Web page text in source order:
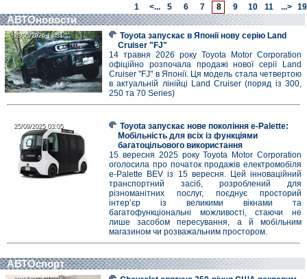
1 <... 5 6 7 8 9 10 11 ...> 19
АВТОновости
28/05/2026 13:31
28/05/2026 13:31
Toyota запускає в Японії нову серію Land
Cruiser "FJ"
14 травня 2026 року Toyota Motor Corporation
офіційно розпочала продажі нової серії Land
Cruiser "FJ" в Японії. Ця модель стала четвертою
в актуальній лінійці Land Cruiser (поряд із 300,
250 та 70 Series)
25/09/2025 03:05
25/09/2025 03:05
Toyota запускає нове покоління e-Palette:
Мобільність для всіх із функціями
багатоцільового використання
15 вересня 2025 року Toyota Motor Corporation
оголосила про початок продажів електромобіля
e-Palette BEV із 15 вересня. Цей інноваційний
транспортний засіб, розроблений для
різноманітних послуг, поєднує просторий
інтер’єр із великими вікнами та
багатофункціональні можливості, стаючи не
лише засобом пересування, а й мобільним
магазином чи розважальним простором.
АВТОспорт